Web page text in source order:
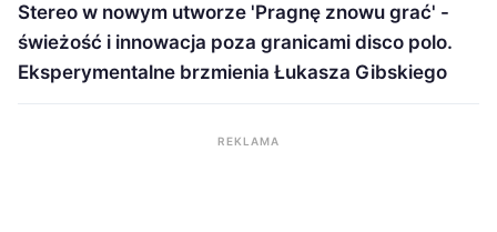
Stereo w nowym utworze 'Pragnę znowu grać' -
świeżość i innowacja poza granicami disco polo.
Eksperymentalne brzmienia Łukasza Gibskiego
REKLAMA